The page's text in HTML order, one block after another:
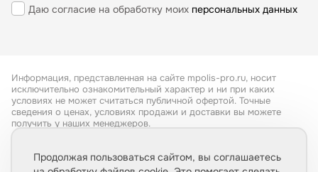
Даю согласие на обработку моих персональных данных
Информация, представленная на сайте mpolis-pro.ru, носит
исключительно ознакомительный характер и ни при каких
условиях не может считаться публичной офертой. Точные
сведения о ценах, условиях продажи и доставки вы можете
получить у наших менеджеров.
Продолжая пользоваться сайтом, вы соглашаетесь